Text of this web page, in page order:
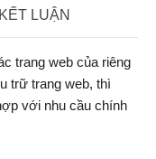
LUẬN
trang web của riêng
trữ trang web, thì
với nhu cầu chính